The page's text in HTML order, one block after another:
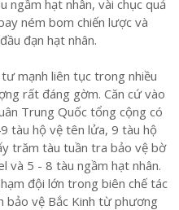
ngầm hạt nhân, vài chục quả
ném bom chiến lược và
đạn hạt nhân.
mạnh liên tục trong nhiều
rất đáng gờm. Căn cứ vào
Trung Quốc tổng cộng có
tàu hộ vệ tên lửa, 9 tàu hộ
trăm tàu tuần tra bảo vệ bờ
và 5 - 8 tàu ngầm hạt nhân.
đội lớn trong biên chế tác
bảo vệ Bắc Kinh từ phương